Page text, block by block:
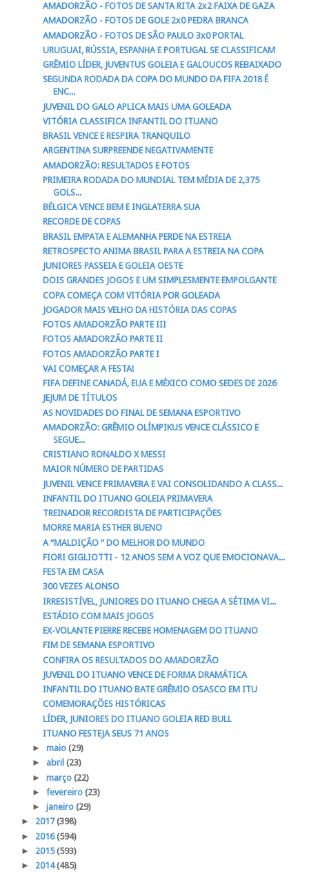
AMADORZÃO - FOTOS DE SANTA RITA 2x2 FAIXA DE GAZA
AMADORZÃO - FOTOS DE GOLE 2x0 PEDRA BRANCA
AMADORZÃO - FOTOS DE SÃO PAULO 3x0 PORTAL
URUGUAI, RÚSSIA, ESPANHA E PORTUGAL SE CLASSIFICAM
GRÊMIO LÍDER, JUVENTUS GOLEIA E GALOUCOS REBAIXADO
SEGUNDA RODADA DA COPA DO MUNDO DA FIFA 2018 É
ENC...
JUVENIL DO GALO APLICA MAIS UMA GOLEADA
VITÓRIA CLASSIFICA INFANTIL DO ITUANO
BRASIL VENCE E RESPIRA TRANQUILO
ARGENTINA SURPREENDE NEGATIVAMENTE
AMADORZÃO: RESULTADOS E FOTOS
PRIMEIRA RODADA DO MUNDIAL TEM MÉDIA DE 2,375
GOLS...
BÉLGICA VENCE BEM E INGLATERRA SUA
RECORDE DE COPAS
BRASIL EMPATA E ALEMANHA PERDE NA ESTREIA
RETROSPECTO ANIMA BRASIL PARA A ESTREIA NA COPA
JUNIORES PASSEIA E GOLEIA OESTE
DOIS GRANDES JOGOS E UM SIMPLESMENTE EMPOLGANTE
COPA COMEÇA COM VITÓRIA POR GOLEADA
JOGADOR MAIS VELHO DA HISTÓRIA DAS COPAS
FOTOS AMADORZÃO PARTE III
FOTOS AMADORZÃO PARTE II
FOTOS AMADORZÃO PARTE I
VAI COMEÇAR A FESTA!
FIFA DEFINE CANADÁ, EUA E MÉXICO COMO SEDES DE 2026
JEJUM DE TÍTULOS
AS NOVIDADES DO FINAL DE SEMANA ESPORTIVO
AMADORZÃO: GRÊMIO OLÍMPIKUS VENCE CLÁSSICO E
SEGUE...
CRISTIANO RONALDO X MESSI
MAIOR NÚMERO DE PARTIDAS
JUVENIL VENCE PRIMAVERA E VAI CONSOLIDANDO A CLASS...
INFANTIL DO ITUANO GOLEIA PRIMAVERA
TREINADOR RECORDISTA DE PARTICIPAÇÕES
MORRE MARIA ESTHER BUENO
A “MALDIÇÃO “ DO MELHOR DO MUNDO
FIORI GIGLIOTTI - 12 ANOS SEM A VOZ QUE EMOCIONAVA...
FESTA EM CASA
300 VEZES ALONSO
IRRESISTÍVEL, JUNIORES DO ITUANO CHEGA A SÉTIMA VI...
ESTÁDIO COM MAIS JOGOS
EX-VOLANTE PIERRE RECEBE HOMENAGEM DO ITUANO
FIM DE SEMANA ESPORTIVO
CONFIRA OS RESULTADOS DO AMADORZÃO
JUVENIL DO ITUANO VENCE DE FORMA DRAMÁTICA
INFANTIL DO ITUANO BATE GRÊMIO OSASCO EM ITU
COMEMORAÇÕES HISTÓRICAS
LÍDER, JUNIORES DO ITUANO GOLEIA RED BULL
ITUANO FESTEJA SEUS 71 ANOS
► maio (29)
► abril (23)
► março (22)
► fevereiro (23)
► janeiro (29)
► 2017(398)
► 2016(594)
► 2015(593)
► 2014(485)